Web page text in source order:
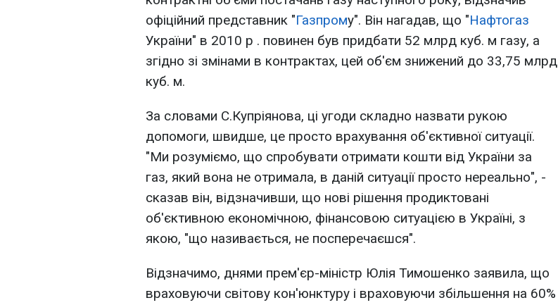
офіційний представник "Газпрому". Він нагадав, що "Нафтогаз
України" в 2010 р . повинен був придбати 52 млрд куб. м газу, а
згідно зі змінами в контрактах, цей об'єм знижений до 33,75 млрд
куб. м.
За словами С.Купріянова, ці угоди складно назвати рукою
допомоги, швидше, це просто врахування об'єктивної ситуації.
"Ми розуміємо, що спробувати отримати кошти від України за
газ, який вона не отримала, в даній ситуації просто нереально", -
сказав він, відзначивши, що нові рішення продиктовані
об'єктивною економічною, фінансовою ситуацією в Україні, з
якою, "що називається, не посперечаєшся".
Відзначимо, днями прем'єр-міністр Юлія Тимошенко заявила, що
враховуючи світову кон'юнктуру і враховуючи збільшення на 60%